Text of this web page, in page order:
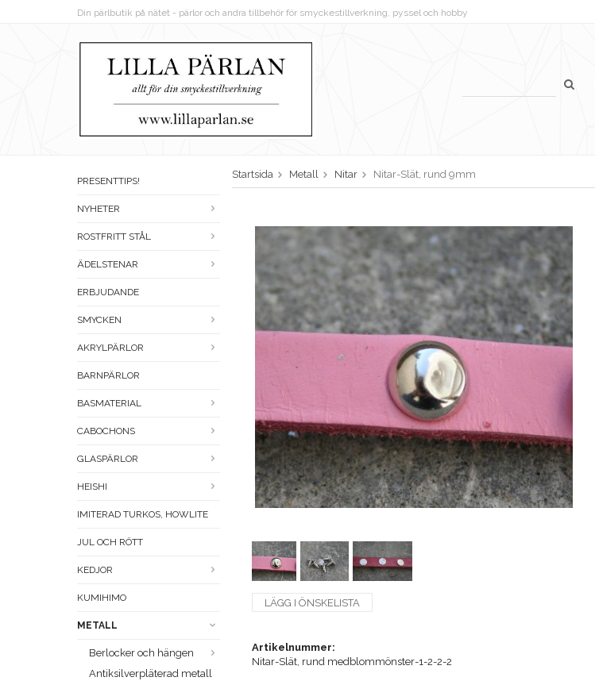
Din pärlbutik på nätet - pärlor och andra tillbehör för smyckestillverkning, pyssel och hobby
PRESENTTIPS!
NYHETER
ROSTFRITT STÅL
ÄDELSTENAR
ERBJUDANDE
SMYCKEN
AKRYLPÄRLOR
BARNPÄRLOR
BASMATERIAL
CABOCHONS
GLASPÄRLOR
HEISHI
IMITERAD TURKOS, HOWLITE
JUL OCH RÖTT
KEDJOR
KUMIHIMO
METALL
Berlocker och hängen
Antiksilverpläterad metall
Startsida Metall Nitar Nitar-Slät, rund 9mm
LÄGG I ÖNSKELISTA
Artikelnummer:
Nitar-Slät, rund medblommönster-1-2-2-2